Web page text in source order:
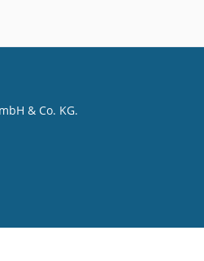
& Co. KG.